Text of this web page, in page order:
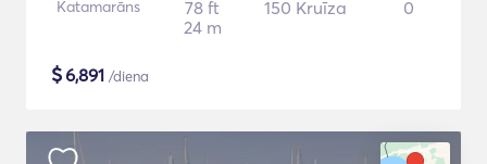
Katamarāns
78 ft
24 m
150 Kruīza 0
$6,891 /diena